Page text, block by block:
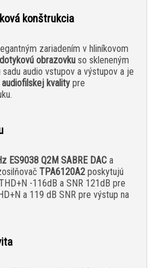
konštrukcia
zariadením v hliníkovom
obrazovku so skleneným
audio vstupov a výstupov a je
audiofilskej kvality pre
ES9038 Q2M SABRE DAC a
TPA6120A2 poskytujú
-116dB a SNR 121dB pre
a 119 dB SNR pre výstup na